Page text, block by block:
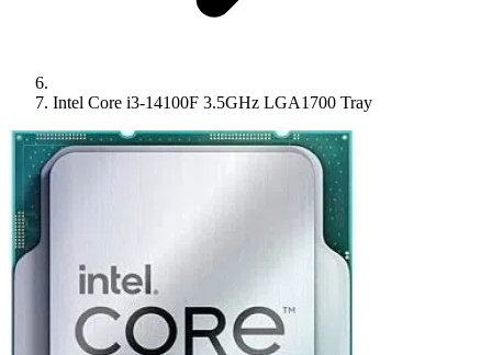
Intel Core i3-14100F 3.5GHz LGA1700 Tray